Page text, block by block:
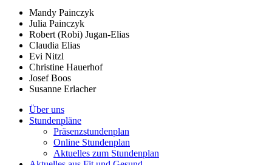
Mandy Painczyk
Julia Painczyk
Robert (Robi) Jugan-Elias
Claudia Elias
Evi Nitzl
Christine Hauerhof
Josef Boos
Susanne Erlacher
Über uns
Stundenpläne
Präsenzstundenplan
Online Stundenplan
Aktuelles zum Stundenplan